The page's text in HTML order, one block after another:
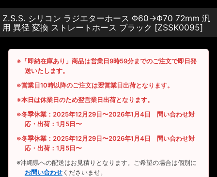
Z.S.S. シリコン ラジエターホース Φ60→Φ70 72mm 汎
用 異径 変換 ストレートホース ブラック [ZSSK0095]
※「即納在庫あり」商品は営業日9時59分までのご注文で即日発
送いたします。
※営業日10時以降のご注文は翌営業日出荷となります。
※本日は休業日のため翌営業日出荷となります。
※冬季休業：2025年12月29日〜2026年1月4日 問い合わせ対
応・出荷：1月5日〜
※冬季休業：2025年12月29日〜2026年1月4日 問い合わせ対
応・出荷：1月5日〜
※沖縄県への配送はお見積りとなります。ご希望の場合は個別に
お問い合わせくださいませ。